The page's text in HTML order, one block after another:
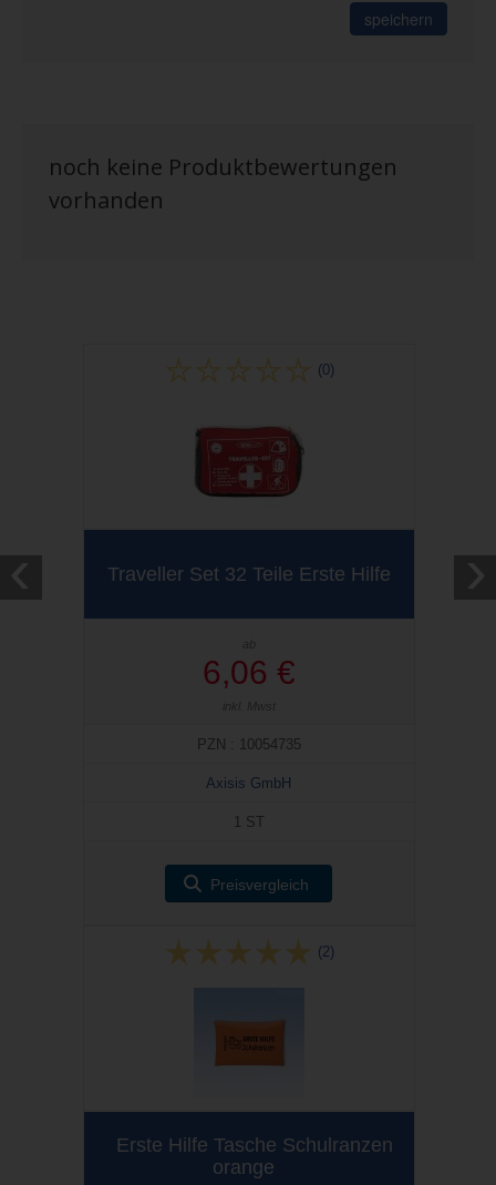
speichern
noch keine Produktbewertungen
vorhanden
(0)
Traveller Set 32 Teile Erste Hilfe
ab
6,06 €
inkl. Mwst
PZN : 10054735
Axisis GmbH
1 ST
Preisvergleich
(2)
Erste Hilfe Tasche Schulranzen
orange